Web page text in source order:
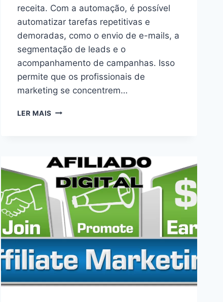
receita. Com a automação, é possível
automatizar tarefas repetitivas e
demoradas, como o envio de e-mails, a
segmentação de leads e o
acompanhamento de campanhas. Isso
permite que os profissionais de
marketing se concentrem…
LER MAIS “ESTRATÉGIAS
PARA
ECONOMIZAR
TEMPO
E
AUMENTAR
A
RECEITA